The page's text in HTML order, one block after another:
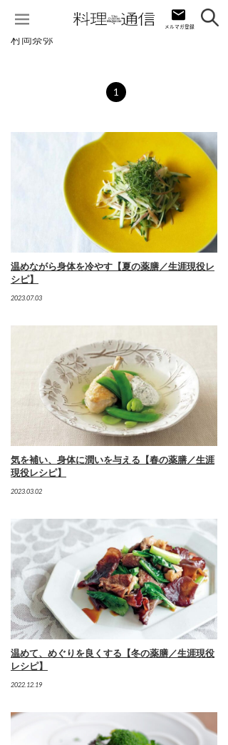
村岡奈弥
1
温めながら身体を冷やす【夏の薬膳／生涯現役レ
シピ】
2023.07.03
気を補い、身体に潤いを与える【春の薬膳／生涯
現役レシピ】
2023.03.02
温めて、めぐりを良くする【冬の薬膳／生涯現役
レシピ】
2022.12.19